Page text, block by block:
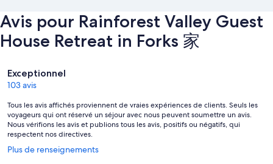
Avis pour Rainforest Valley Guest
House Retreat in Forks 家
Avis
Exceptionnel
103 avis
Tous les avis affichés proviennent de vraies expériences de clients. Seuls les
voyageurs qui ont réservé un séjour avec nous peuvent soumettre un avis.
Nous vérifions les avis et publions tous les avis, positifs ou négatifs, qui
respectent nos directives.
Plus de renseignements
S’ouvre